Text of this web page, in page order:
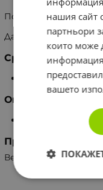
Подходящ за вегани
Да се съхранява на
Срок на годност
12 месеца след
Опаковка
Произведено за
Великобритания,
нашия сайт
партньори
които може
вашето